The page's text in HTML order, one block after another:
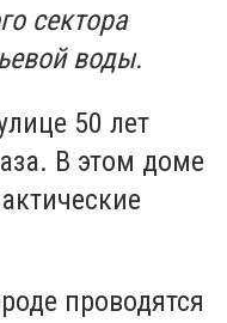
сектора
воды.
50 лет
В этом доме
проводятся